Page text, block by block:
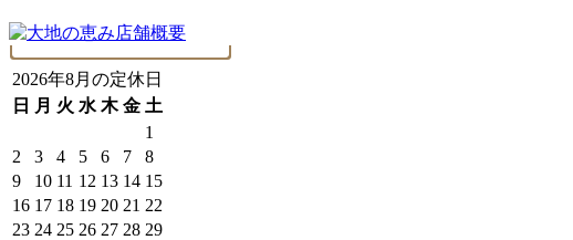
2026年8月の定休日
日
月 火 水 木 金 土
1
2
3 4 5 6 7
8
9
10 11 12 13 14 15
16 17 18 19 20 21 22
23 24 25 26 27 28 29